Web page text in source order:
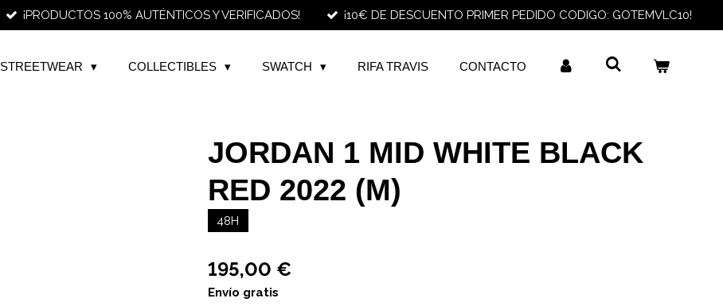
¡PRODUCTOS 100% AUTÉNTICOS Y VERIFICADOS! ¡10€ DE DESCUENTO PRIMER PEDIDO CODIGO: GOTEMVLC10!
STREETWEAR COLLECTIBLES SWATCH RIFA TRAVIS CONTACTO
JORDAN 1 MID WHITE BLACK
RED 2022 (M)
48H
195,00 €
Envío gratis